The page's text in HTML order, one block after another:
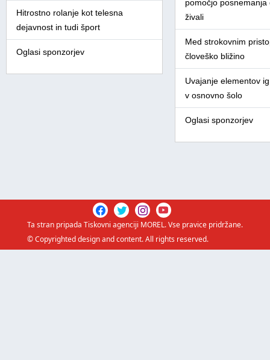
Hitrostno rolanje kot telesna
dejavnost in tudi šport
Oglasi sponzorjev
pomočjo posnemanja
živali
Med strokovnim
človeško bližino
Uvajanje elementov
v osnovno šolo
Oglasi sponzorjev
Ta stran pripada Tiskovni agenciji MOREL. Vse pravice pridržane.
© Copyrighted design and content. All rights reserved.